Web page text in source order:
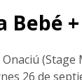
Bebé
(Stage
26 de